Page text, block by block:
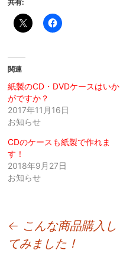
共有:
関連
紙製のCD・DVDケースはいか
がですか？
2017年11月16日
お知らせ
CDのケースも紙製で作れま
す！
2018年9月27日
お知らせ
投
稿
← こんな商品購入し
てみました！